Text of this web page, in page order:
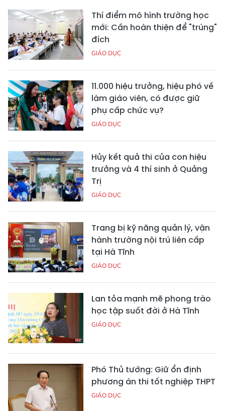
Thí điểm mô hình trường học
mới: Cần hoàn thiện để "trúng"
đích
GIÁO DỤC
11.000 hiệu trưởng, hiệu phó về
làm giáo viên, có được giữ
phụ cấp chức vụ?
GIÁO DỤC
Hủy kết quả thi của con hiệu
trưởng và 4 thí sinh ở Quảng
Trị
GIÁO DỤC
Trang bị kỹ năng quản lý, vận
hành trường nội trú liên cấp
tại Hà Tĩnh
GIÁO DỤC
Lan tỏa mạnh mẽ phong trào
học tập suốt đời ở Hà Tĩnh
GIÁO DỤC
Phó Thủ tướng: Giữ ổn định
phương án thi tốt nghiệp THPT
GIÁO DỤC